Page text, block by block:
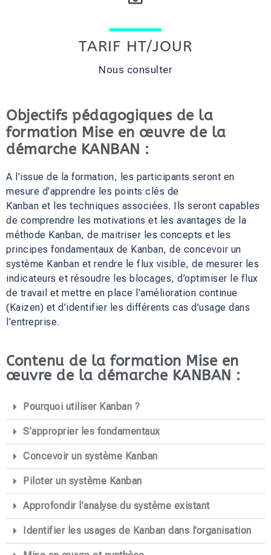
TARIF HT/JOUR
Nous consulter
Objectifs pédagogiques de la
formation Mise en œuvre de la
démarche KANBAN :
A l’issue de la formation, les participants seront en
mesure d’apprendre les points clés de
Kanban et les techniques associées. Ils seront capables
de comprendre les motivations et les avantages de la
méthode Kanban, de maitriser les concepts et les
principes fondamentaux de Kanban, de concevoir un
système Kanban et rendre le flux visible, de mesurer les
indicateurs et résoudre les blocages, d’optimiser le flux
de travail et mettre en place l’amélioration continue
(Kaizen) et d’identifier les différents cas d’usage dans
l’entreprise.
Contenu de la formation Mise en
œuvre de la démarche KANBAN :
Pourquoi utiliser Kanban ?
S’approprier les fondamentaux
Concevoir un système Kanban
Piloter un système Kanban
Approfondir l’analyse du système existant
Identifier les usages de Kanban dans l’organisation